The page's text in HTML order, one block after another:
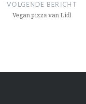
VOLGENDE BERICHT
Vegan pizza van Lidl